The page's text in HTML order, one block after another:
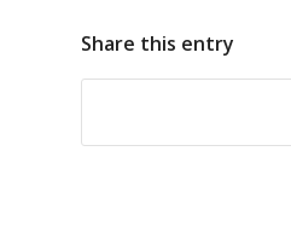
Share this entry